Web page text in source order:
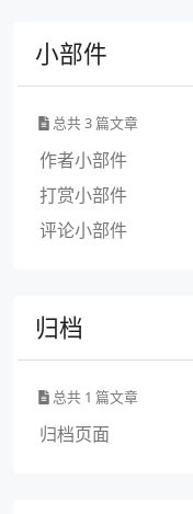
小部件
总共 3 篇文章
作者小部件
打赏小部件
评论小部件
归档
总共 1 篇文章
归档页面